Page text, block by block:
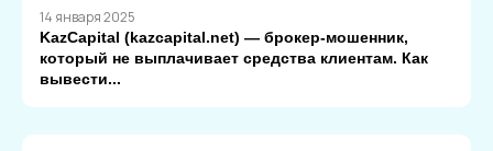
14 января 2025
KazCapital (kazcapital.net) — брокер-мошенник,
который не выплачивает средства клиентам. Как
вывести...